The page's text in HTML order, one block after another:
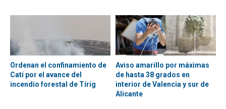
Ordenan el confinamiento de
Catí por el avance del
incendio forestal de Tírig
Aviso amarillo por máximas
de hasta 38 grados en
interior de Valencia y sur de
Alicante